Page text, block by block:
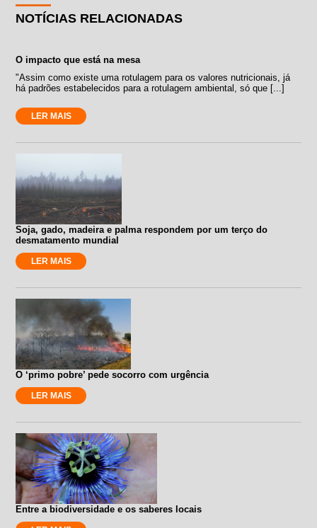
NOTÍCIAS RELACIONADAS
O impacto que está na mesa
"Assim como existe uma rotulagem para os valores nutricionais, já
há padrões estabelecidos para a rotulagem ambiental, só que [...]
LER MAIS
Soja, gado, madeira e palma respondem por um terço do
desmatamento mundial
LER MAIS
O ‘primo pobre’ pede socorro com urgência
LER MAIS
Entre a biodiversidade e os saberes locais